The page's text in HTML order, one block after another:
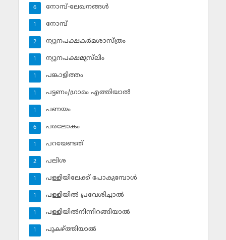
നോമ്പ്-ലേഖനങ്ങള്‍
6
നോമ്പ്‌
1
ന്യൂനപക്ഷകര്‍മശാസ്ത്രം
2
ന്യൂനപക്ഷമുസ്‌ലിം
1
പങ്കാളിത്തം
1
പട്ടണം/ഗ്രാമം എത്തിയാല്‍
1
പണയം
1
പരലോകം
6
പറയേണ്ടത്
1
പലിശ
2
പള്ളിയിലേക്ക് പോകുമ്പോള്‍
1
പള്ളിയില്‍ പ്രവേശിച്ചാല്‍
1
പള്ളിയില്‍നിന്നിറങ്ങിയാല്‍
1
പുകഴ്ത്തിയാല്‍
1